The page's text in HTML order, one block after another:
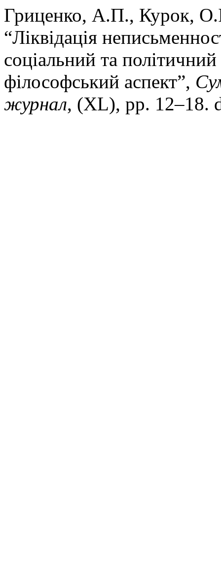
Гриценко, А.П., Курок,
“Ліквідація
соціальний та
філософський аспект”,
журнал, (XL), pp. 12–18.